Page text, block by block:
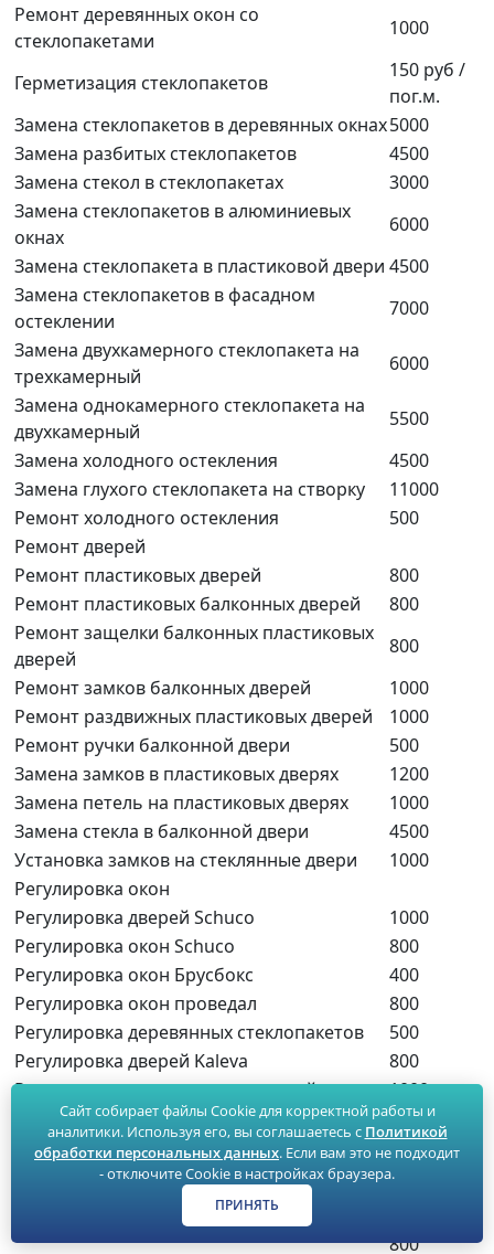
Ремонт деревянных окон со
стеклопакетами
1000
Герметизация стеклопакетов
150 руб /
пог.м.
Замена стеклопакетов в деревянных окнах5000
Замена разбитых стеклопакетов
4500
Замена стекол в стеклопакетах
3000
Замена стеклопакетов в алюминиевых
окнах
6000
Замена стеклопакета в пластиковой двери 4500
Замена стеклопакетов в фасадном
остеклении
7000
Замена двухкамерного стеклопакета на
трехкамерный
6000
Замена однокамерного стеклопакета на
двухкамерный
5500
Замена холодного остекления
4500
Замена глухого стеклопакета на створку
11000
Ремонт холодного остекления
500
Ремонт дверей
Ремонт пластиковых дверей
800
Ремонт пластиковых балконных дверей
800
Ремонт защелки балконных пластиковых
дверей
800
Ремонт замков балконных дверей
1000
Ремонт раздвижных пластиковых дверей
1000
Ремонт ручки балконной двери
500
Замена замков в пластиковых дверях
1200
Замена петель на пластиковых дверях
1000
Замена стекла в балконной двери
4500
Установка замков на стеклянные двери
1000
Регулировка окон
Регулировка дверей Schuco
1000
Регулировка окон Schuco
800
Регулировка окон Брусбокс
400
Регулировка окон проведал
800
Регулировка деревянных стеклопакетов
500
Регулировка дверей Kaleva
800
Регулировка алюминиевых дверей
1000
Регулировка балконных пластиковых
дверей
1000
Регулировка фурнитуры Maco
400
Регулировка фурнитуры Рото
Регулировка алюминиевых окон
800
Сайт собирает файлы Cookie для корректной работы и
аналитики. Используя его, вы соглашаетесь с Политикой
обработки персональных данных. Если вам это не подходит
- отключите Cookie в настройках браузера.
ПРИНЯТЬ